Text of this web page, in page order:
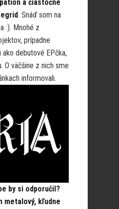
ation a čiastočne
. Snáď som na
:). Mnohé z
prípadne
ako debutové EPčka,
O väčšine z nich sme
informovali.
by si odporučil?
metalový, kľudne